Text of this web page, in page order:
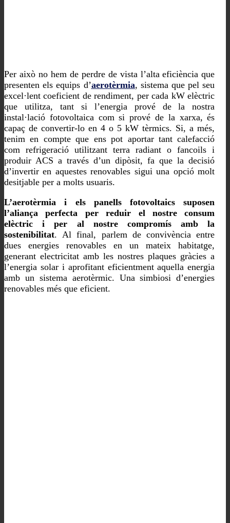
Per això no hem de perdre de vista l’alta eficiència que
presenten els equips d’aerotèrmia, sistema que pel seu
excel·lent coeficient de rendiment, per cada kW elèctric
que utilitza, tant si l’energia prové de la nostra
instal·lació fotovoltaica com si prové de la xarxa, és
capaç de convertir-lo en 4 o 5 kW tèrmics. Si, a més,
tenim en compte que ens pot aportar tant calefacció
com refrigeració utilitzant terra radiant o fancoils i
produir ACS a través d’un dipòsit, fa que la decisió
d’invertir en aquestes renovables sigui una opció molt
desitjable per a molts usuaris.
L’aerotèrmia i els panells fotovoltaics suposen
l’aliança perfecta per reduir el nostre consum
elèctric i per al nostre compromís amb la
sostenibilitat. Al final, parlem de convivència entre
dues energies renovables en un mateix habitatge,
generant electricitat amb les nostres plaques gràcies a
l’energia solar i aprofitant eficientment aquella energia
amb un sistema aerotèrmic. Una simbiosi d’energies
renovables més que eficient.